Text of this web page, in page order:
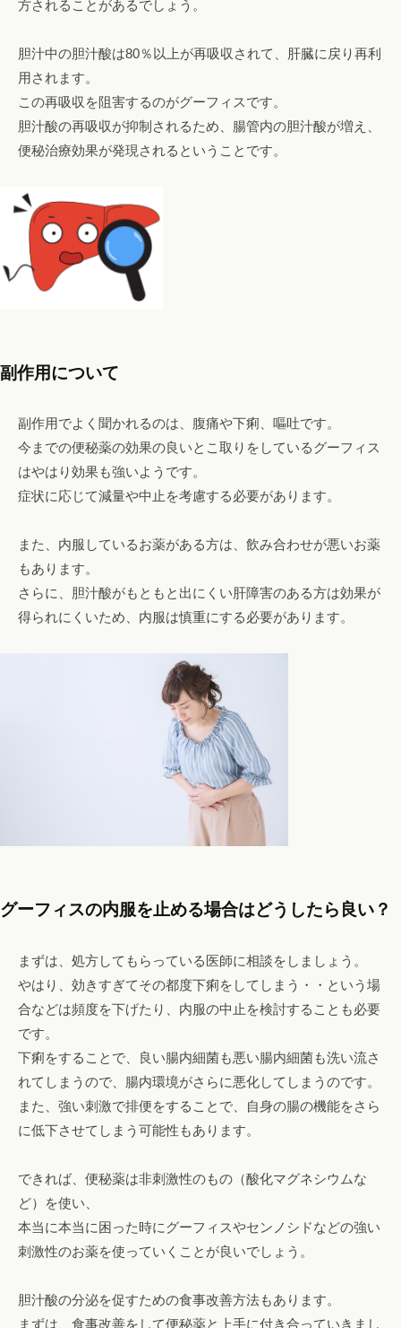
方されることがあるでしょう。
胆汁中の胆汁酸は80％以上が再吸収されて、肝臓に戻り再利
用されます。
この再吸収を阻害するのがグーフィスです。
胆汁酸の再吸収が抑制されるため、腸管内の胆汁酸が増え、
便秘治療効果が発現されるということです。
副作用について
副作用でよく聞かれるのは、腹痛や下痢、嘔吐です。
今までの便秘薬の効果の良いとこ取りをしているグーフィス
はやはり効果も強いようです。
症状に応じて減量や中止を考慮する必要があります。
また、内服しているお薬がある方は、飲み合わせが悪いお薬
もあります。
さらに、胆汁酸がもともと出にくい肝障害のある方は効果が
得られにくいため、内服は慎重にする必要があります。
グーフィスの内服を止める場合はどうしたら良い？
まずは、処方してもらっている医師に相談をしましょう。
やはり、効きすぎてその都度下痢をしてしまう・・という場
合などは頻度を下げたり、内服の中止を検討することも必要
です。
下痢をすることで、良い腸内細菌も悪い腸内細菌も洗い流さ
れてしまうので、腸内環境がさらに悪化してしまうのです。
また、強い刺激で排便をすることで、自身の腸の機能をさら
に低下させてしまう可能性もあります。
できれば、便秘薬は非刺激性のもの（酸化マグネシウムな
ど）を使い、
本当に本当に困った時にグーフィスやセンノシドなどの強い
刺激性のお薬を使っていくことが良いでしょう。
胆汁酸の分泌を促すための食事改善方法もあります。
まずは、食事改善をして便秘薬と上手に付き合っていきまし